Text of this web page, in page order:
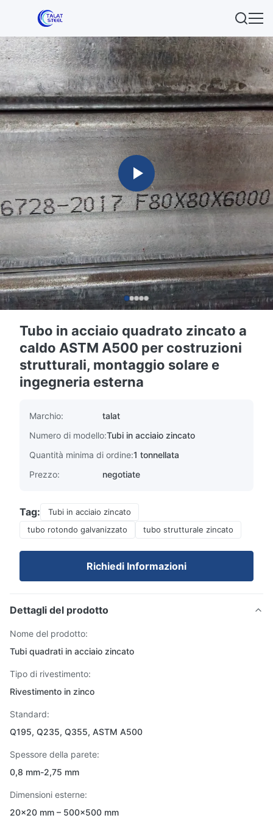
Tubo in acciaio quadrato zincato a
caldo ASTM A500 per costruzioni
strutturali, montaggio solare e
ingegneria esterna
Marchio:
talat
Numero di modello:Tubi in acciaio zincato
Quantità minima di ordine:1 tonnellata
Prezzo:
negotiate
Tag:
Tubi in acciaio zincato
tubo rotondo galvanizzato
tubo strutturale zincato
Richiedi Informazioni
Dettagli del prodotto
Nome del prodotto:
Tubi quadrati in acciaio zincato
Tipo di rivestimento:
Rivestimento in zinco
Standard:
Q195, Q235, Q355, ASTM A500
Spessore della parete:
0,8 mm-2,75 mm
Dimensioni esterne:
20×20 mm – 500×500 mm